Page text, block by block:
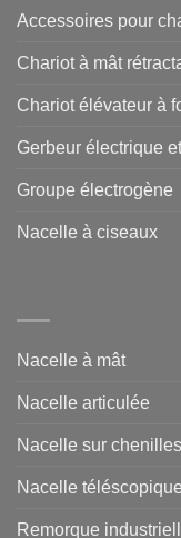
Accessoires pour
Chariot à mât
Chariot élévateur à
Gerbeur électrique
Groupe électrogène
Nacelle à ciseaux
Nacelle à mât
Nacelle articulée
Nacelle sur chenilles
Nacelle téléscopique
Remorque